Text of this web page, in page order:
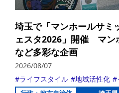
埼玉で「マンホールサミ
ェスタ2026」開催 マン
など多彩な企画
2026/08/07
ライフスタイル
地域活性化